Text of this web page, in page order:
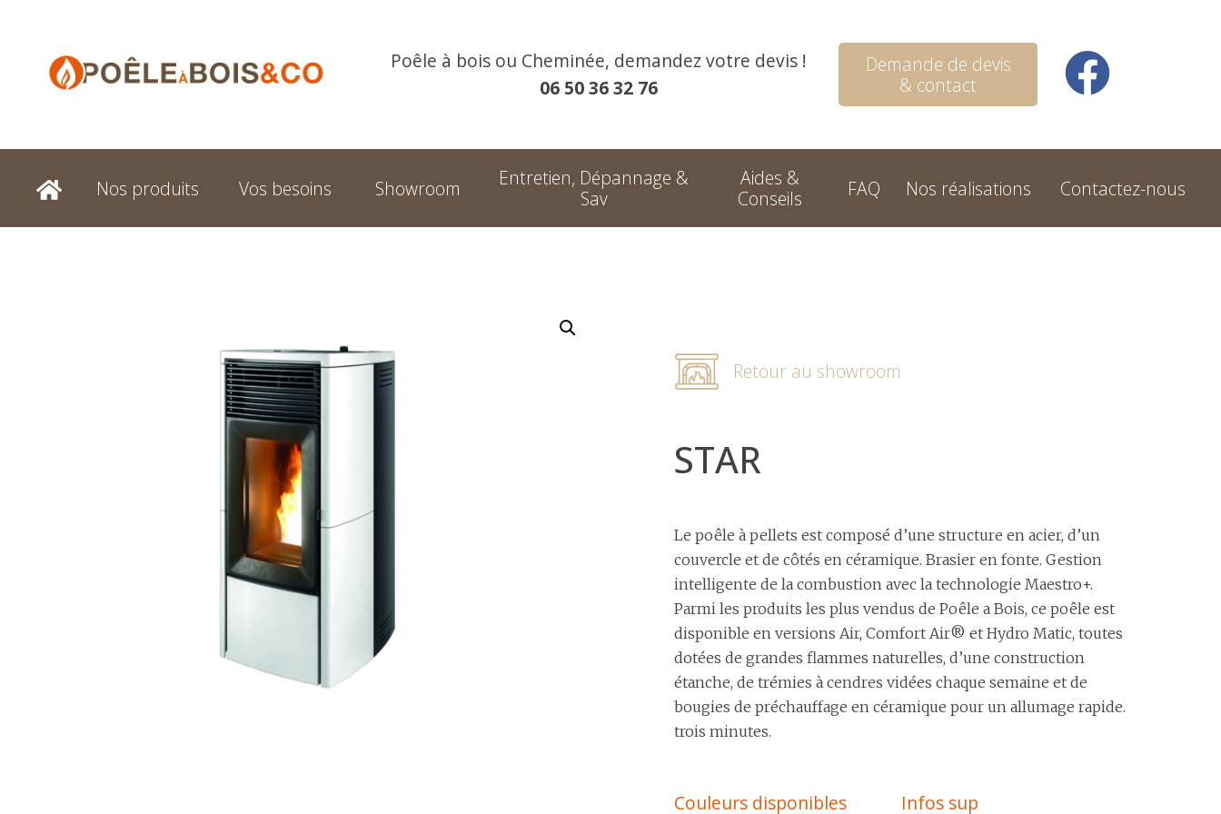
Poêle à bois ou Cheminée, demandez votre devis !
06 50 36 32 76
Demande de devis
& contact
Nos produits Vos besoins Showroom
Entretien, Dépannage &
Sav
Aides &
Conseils
FAQ Nos réalisations Contactez-nous
Retour au showroom
STAR
Le poêle à pellets est composé d’une structure en acier, d’un
couvercle et de côtés en céramique. Brasier en fonte. Gestion
intelligente de la combustion avec la technologie Maestro+.
Parmi les produits les plus vendus de Poêle a Bois, ce poêle est
disponible en versions Air, Comfort Air® et Hydro Matic, toutes
dotées de grandes flammes naturelles, d’une construction
étanche, de trémies à cendres vidées chaque semaine et de
bougies de préchauffage en céramique pour un allumage rapide.
trois minutes.
Couleurs disponibles Infos sup